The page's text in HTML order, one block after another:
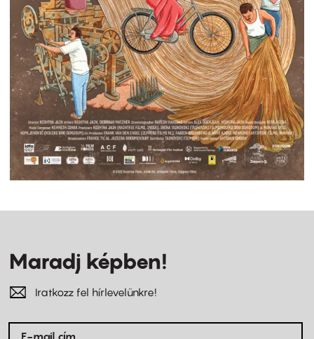
Maradj képben!
Iratkozz fel hírlevelünkre!